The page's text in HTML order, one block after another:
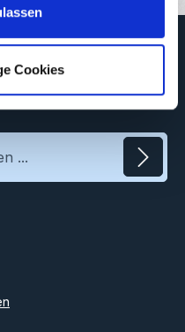
Cookieserscheinenden
Produkte und Angebote